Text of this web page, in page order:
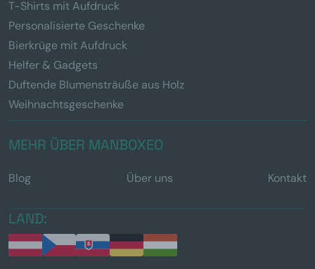
T-Shirts mit Aufdruck
Personalisierte Geschenke
Bierkrüge mit Aufdruck
Helfer & Gadgets
Duftende Blumensträuße aus Holz
Weihnachtsgeschenke
MEHR ÜBER MANBOXEO
Blog Über uns Kontakt
LAND: